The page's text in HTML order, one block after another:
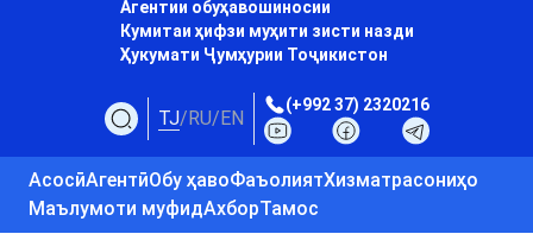
Агентии обуҳавошиносии
Кумитаи ҳифзи муҳити зисти назди
Ҳукумати Ҷумҳурии Тоҷикистон
TJ/RU/EN
(+992 37) 2320216
АсосӣАгентӣОбу ҳавоФаъолиятХизматрасониҳо
Маълумоти муфидАхборТамос